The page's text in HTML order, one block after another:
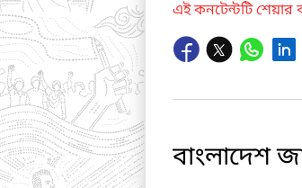
এই কনটেন্টটি
বাংলাদেশ